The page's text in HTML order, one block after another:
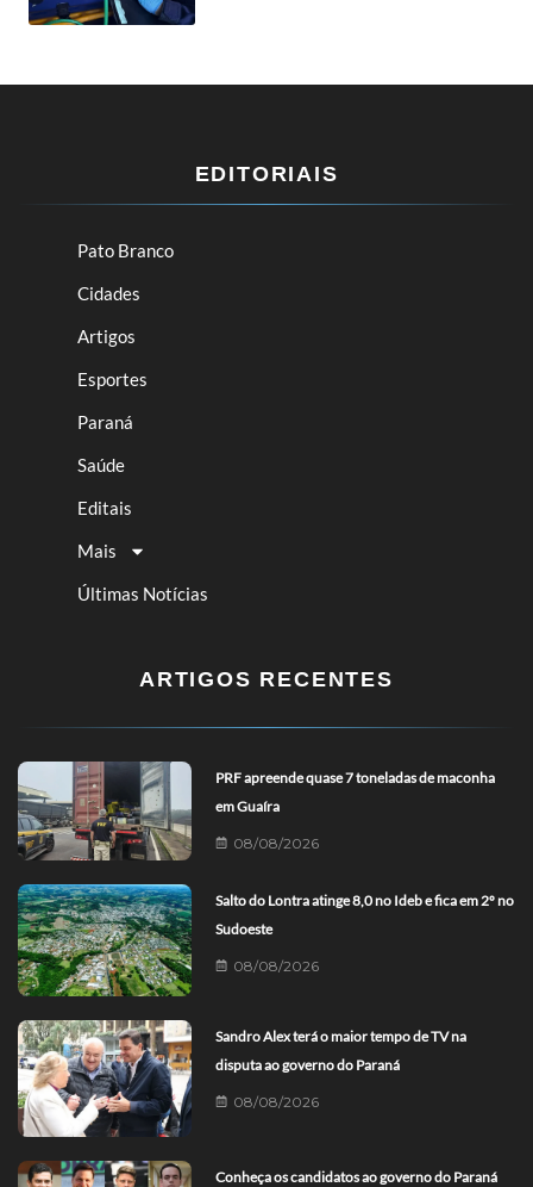
EDITORIAIS
Pato Branco
Cidades
Artigos
Esportes
Paraná
Saúde
Editais
Mais
Últimas Notícias
ARTIGOS RECENTES
PRF apreende quase 7 toneladas de maconha
em Guaíra
08/08/2026
Salto do Lontra atinge 8,0 no Ideb e fica em 2º no
Sudoeste
08/08/2026
Sandro Alex terá o maior tempo de TV na
disputa ao governo do Paraná
08/08/2026
Conheça os candidatos ao governo do Paraná